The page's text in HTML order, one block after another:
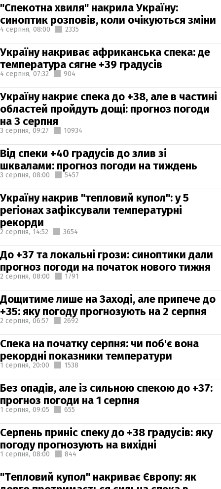
"Спекотна хвиля" накрила Україну:
синоптик розповів, коли очікуються зміни
4 серпня, 08:00 2335
Україну накриває африканська спека: де
температура сягне +39 градусів
4 серпня, 07:32 904
Україну накриє спека до +38, але в частині
областей пройдуть дощі: прогноз погоди
на 3 серпня
3 серпня, 09:27 10934
Від спеки +40 градусів до злив зі
шквалами: прогноз погоди на тиждень
3 серпня, 08:00 5457
Україну накрив "тепловий купол": у 5
регіонах зафіксували температурні
рекорди
2 серпня, 14:52 3654
До +37 та локальні грози: синоптики дали
прогноз погоди на початок нового тижня
2 серпня, 08:00 1791
Дощитиме лише на Заході, але припече до
+35: яку погоду прогнозують на 2 серпня
2 серпня, 06:57 2692
Спека на початку серпня: чи поб'є вона
рекордні показники температури
1 серпня, 20:00 1538
Без опадів, але із сильною спекою до +37:
прогноз погоди на 1 серпня
1 серпня, 09:05 655
Серпень приніс спеку до +38 градусів: яку
погоду прогнозують на вихідні
1 серпня, 08:00 844
"Тепловий купол" накриває Європу: як